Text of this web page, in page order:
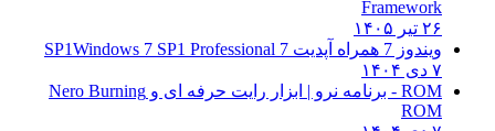
Framework
۲۶ تیر ۱۴۰۵
ویندوز 7 همراه آپدیت 7 SP1
Windows 7 SP1 Professional
۷ دی ۱۴۰۴
ROM - برنامه نرو | ابزار رایت حرفه ای و
Nero Burning
ROM